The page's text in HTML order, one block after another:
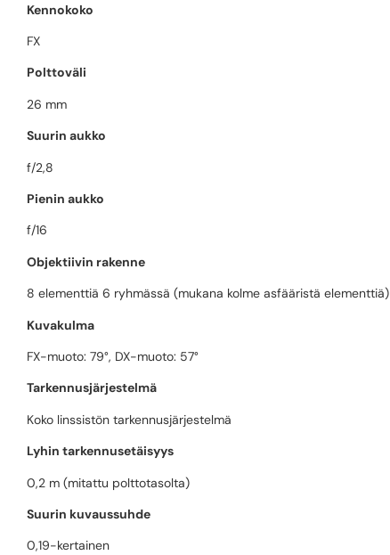
Kennokoko
FX
Polttoväli
26 mm
Suurin aukko
f/2,8
Pienin aukko
f/16
Objektiivin rakenne
8 elementtiä 6 ryhmässä (mukana kolme asfääristä elementtiä)
Kuvakulma
FX-muoto: 79°, DX-muoto: 57°
Tarkennusjärjestelmä
Koko linssistön tarkennusjärjestelmä
Lyhin tarkennusetäisyys
0,2 m (mitattu polttotasolta)
Suurin kuvaussuhde
0,19-kertainen